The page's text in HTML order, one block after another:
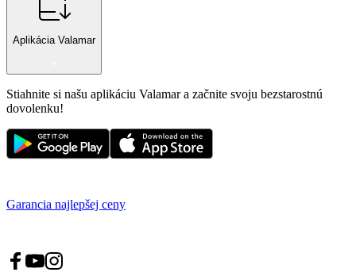
Aplikácia Valamar
Stiahnite si našu aplikáciu Valamar a začnite svoju bezstarostnú
dovolenku!
Garancia najlepšej ceny